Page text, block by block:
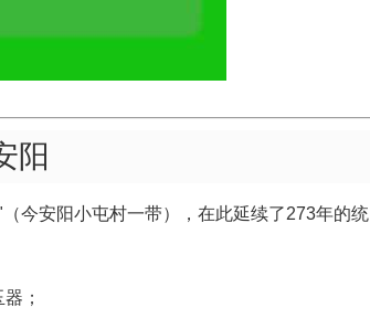
阳
今安阳小屯村一带），在此延续了273年的统
；